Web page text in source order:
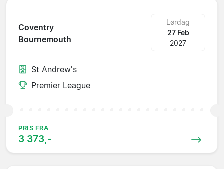
Coventry
Bournemouth
Lørdag
27 Feb
2027
St Andrew's
Premier League
PRIS FRA
3 373,-